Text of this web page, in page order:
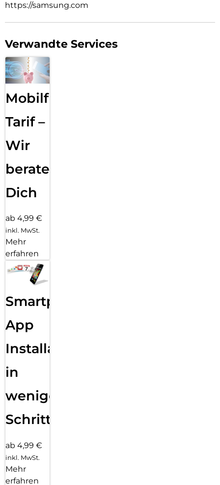
https://samsung.com
Verwandte Services
Mobilfunk
Tarif –
Wir
beraten
Dich
ab 4,99 €
inkl. MwSt.
Mehr
erfahren
Smartphone
App
Installation
in
wenigen
Schritten
ab 4,99 €
inkl. MwSt.
Mehr
erfahren